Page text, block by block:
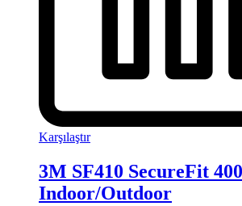
Karşılaştır
3M SF410 SecureFit 400
Indoor/Outdoor